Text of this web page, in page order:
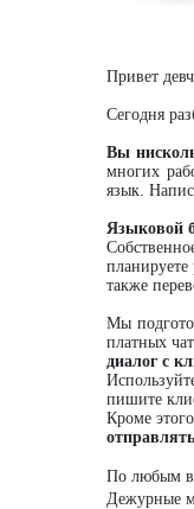
Привет
Сегодня
Вы
многих
язык.
Языковой
также
Мы
платных
диалог с
пишите
Кроме
По любым
Дежурные